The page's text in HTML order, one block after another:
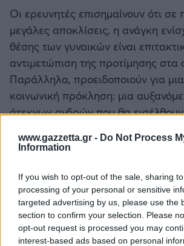
www.gazzetta.gr - Do Not Process
Information
If you wish to opt-out of the sale, sharing
processing of your personal or sensitive
targeted advertising by us, please use the
section to confirm your selection. Please
opt-out request is processed you may
interest-based ads based on personal
Οι ερευνητές επισημαίνουν ότι σε
μεγάλες αποκλίσεις, η ανάγκη
θέσης των γυναικών είναι
αντιμετώπιση της προτίμησης στα
Παράλληλα, προειδοποιούν για
κοινωνική πρόκληση: μια
άτεκνων ανδρών που θα εισέλθουν
ηλικία χωρίς οικογενειακό δίκτυο